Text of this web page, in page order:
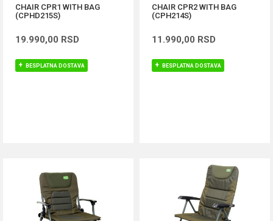
CHAIR CPR1 WITH BAG
(CPHD215S)
19.990,00 RSD
BESPLATNA DOSTAVA
CHAIR CPR2 WITH BAG
(CPH214S)
11.990,00 RSD
BESPLATNA DOSTAVA